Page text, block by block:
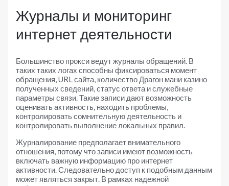
Журналы и мониторинг
интернет деятельности
Большинство прокси ведут журналы обращений. В
таких таких логах способны фиксироваться момент
обращения, URL сайта, количество Драгон мани казино
полученных сведений, статус ответа и служебные
параметры связи. Такие записи дают возможность
оценивать активность, находить проблемы,
контролировать сомнительную деятельность и
контролировать выполнение локальных правил.
Журналирование предполагает внимательного
отношения, потому что записи имеют возможность
включать важную информацию про интернет
активности. Следовательно доступ к подобным данным
может являться закрыт. В рамках надежной